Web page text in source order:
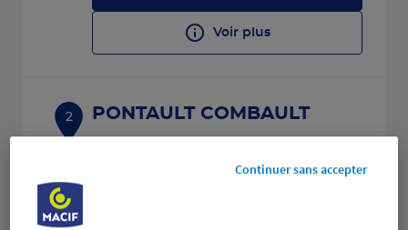
Voir plus
2
PONTAULT COMBAULT
3 RUE DU FORT
77340 PONTAULT COMBAULT
Continuer sans accepter